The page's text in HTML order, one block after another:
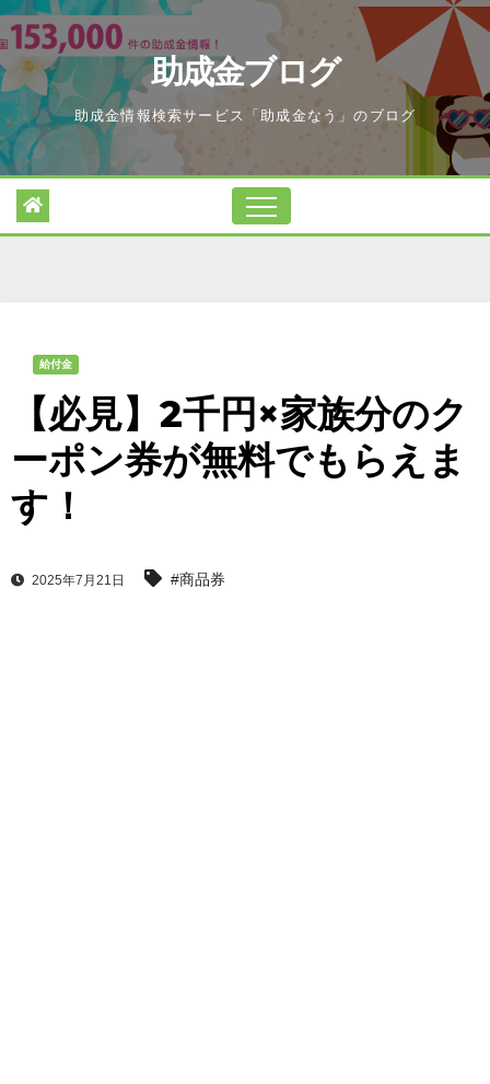
Skip
to
content
助成金ブログ
助成金情報検索サービス「助成金なう」のブログ
給付金
【必見】2千円×家族分のク
ーポン券が無料でもらえま
す！
2025年7月21日 #商品券